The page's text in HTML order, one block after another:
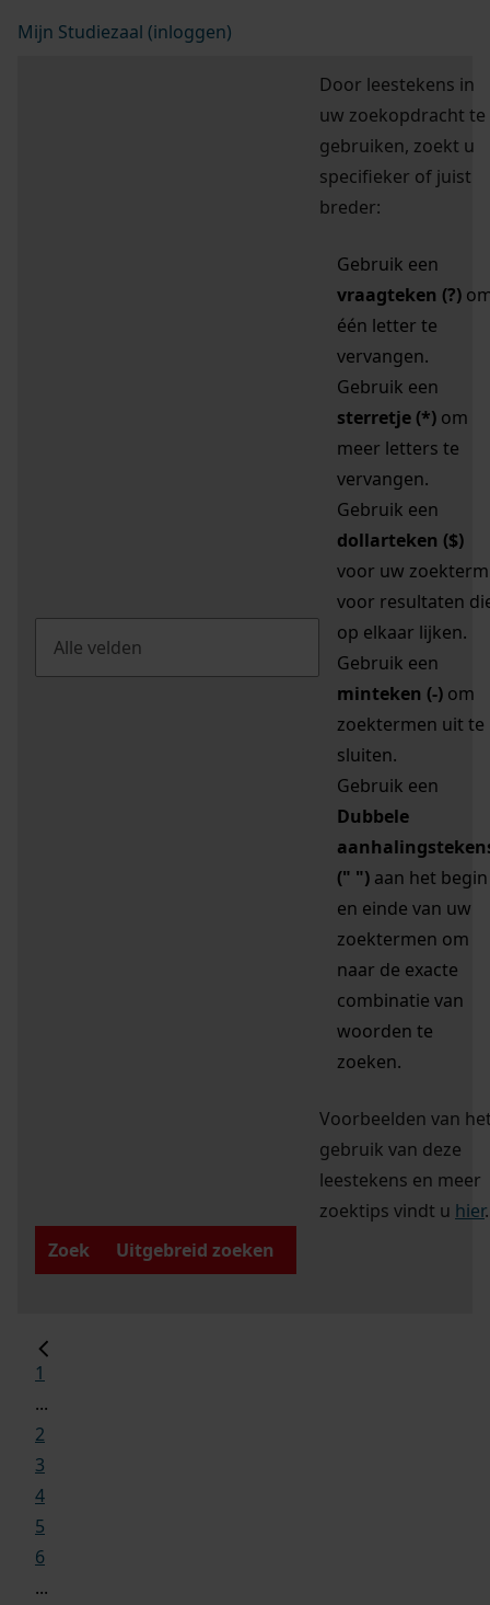
Mijn Studiezaal (inloggen)
Door leestekens in
uw zoekopdracht te
gebruiken, zoekt u
specifieker of juist
breder:
Gebruik een
vraagteken (?)
één letter te
vervangen.
Gebruik een
sterretje (*) om
meer letters te
vervangen.
Gebruik een
dollarteken ($)
voor uw zoekterm
voor resultaten
op elkaar lijken.
Gebruik een
minteken (-) om
zoektermen uit te
sluiten.
Gebruik een
Dubbele
(" ") aan het begin
en einde van uw
zoektermen om
naar de exacte
combinatie van
woorden te
zoeken.
Voorbeelden van
gebruik van deze
leestekens en meer
zoektips vindt u hier.
Zoek
Uitgebreid zoeken
1
...
2
3
4
5
6
...